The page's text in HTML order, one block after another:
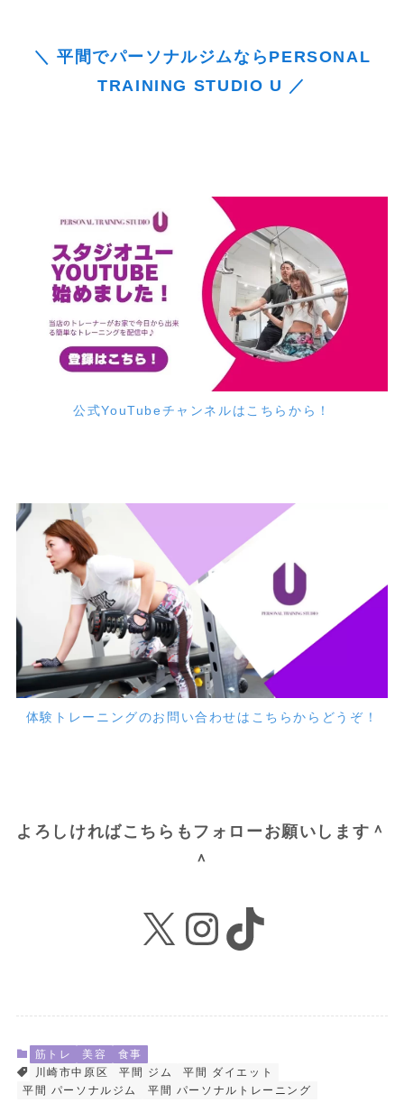
＼ 平間でパーソナルジムならPERSONAL
TRAINING STUDIO U ／
公式YouTubeチャンネルはこちらから！
体験トレーニングのお問い合わせはこちらからどうぞ！
よろしければこちらもフォローお願いします＾
＾
X Instagram
TikTok
筋トレ 美容
食事
川崎市中原区
平間 ジム
平間 ダイエット
平間 パーソナルジム
平間 パーソナルトレーニング